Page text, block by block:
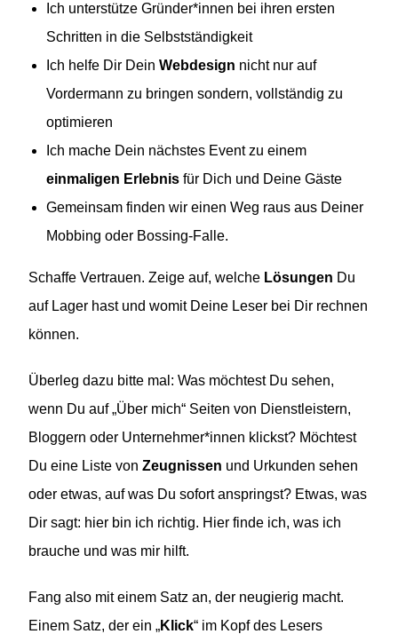
Ich unterstütze Gründer*innen bei ihren ersten
Schritten in die Selbstständigkeit
Ich helfe Dir DeinWebdesign nicht nur auf
Vordermann zu bringen sondern, vollständig zu
optimieren
Ich mache Dein nächstes Event zu einem
einmaligen Erlebnis für Dich und Deine Gäste
Gemeinsam finden wir einen Weg raus aus Deiner
Mobbing oder Bossing-Falle.
Schaffe Vertrauen. Zeige auf, welche Lösungen Du
auf Lager hast und womit Deine Leser bei Dir rechnen
können.
Überleg dazu bitte mal: Was möchtest Du sehen,
wenn Du auf „Über mich“ Seiten von Dienstleistern,
Bloggern oder Unternehmer*innen klickst? Möchtest
Du eine Liste vonZeugnissen und Urkunden sehen
oder etwas, auf was Du sofort anspringst? Etwas, was
Dir sagt: hier bin ich richtig. Hier finde ich, was ich
brauche und was mir hilft.
Fang also mit einem Satz an, der neugierig macht.
Einem Satz, der ein „Klick“ im Kopf des Lesers